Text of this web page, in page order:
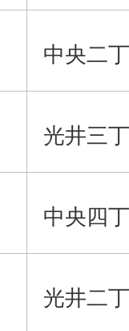
中央二
光井三
中央四
光井二